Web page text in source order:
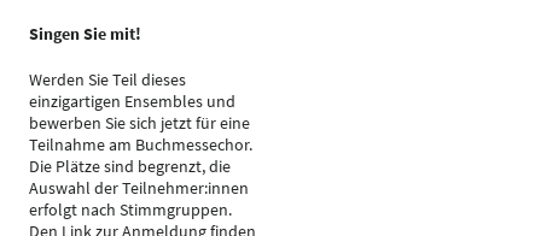
Singen Sie mit!
Werden Sie Teil dieses
einzigartigen Ensembles und
bewerben Sie sich jetzt für eine
Teilnahme am Buchmessechor.
Die Plätze sind begrenzt, die
Auswahl der Teilnehmer:innen
erfolgt nach Stimmgruppen.
Den Link zur Anmeldung finden